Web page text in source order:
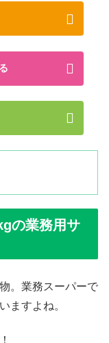
の業務用サ
。業務スーパーで
ますよね。